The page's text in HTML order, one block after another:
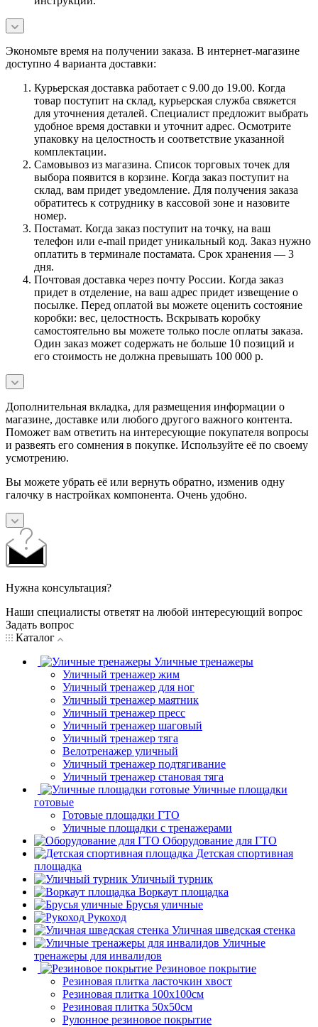
Экономьте время на получении заказа. В интернет-магазине
доступно 4 варианта доставки:
Курьерская доставка работает с 9.00 до 19.00. Когда
товар поступит на склад, курьерская служба свяжется
для уточнения деталей. Специалист предложит выбрать
удобное время доставки и уточнит адрес. Осмотрите
упаковку на целостность и соответствие указанной
комплектации.
Самовывоз из магазина. Список торговых точек для
выбора появится в корзине. Когда заказ поступит на
склад, вам придет уведомление. Для получения заказа
обратитесь к сотруднику в кассовой зоне и назовите
номер.
Постамат. Когда заказ поступит на точку, на ваш
телефон или e-mail придет уникальный код. Заказ нужно
оплатить в терминале постамата. Срок хранения — 3
дня.
Почтовая доставка через почту России. Когда заказ
придет в отделение, на ваш адрес придет извещение о
посылке. Перед оплатой вы можете оценить состояние
коробки: вес, целостность. Вскрывать коробку
самостоятельно вы можете только после оплаты заказа.
Один заказ может содержать не больше 10 позиций и
его стоимость не должна превышать 100 000 р.
Дополнительная вкладка, для размещения информации о
магазине, доставке или любого другого важного контента.
Поможет вам ответить на интересующие покупателя вопросы
и развеять его сомнения в покупке. Используйте её по своему
усмотрению.
Вы можете убрать её или вернуть обратно, изменив одну
галочку в настройках компонента. Очень удобно.
Нужна консультация?
Наши специалисты ответят на любой интересующий вопрос
Задать вопрос
Каталог
Уличные тренажеры
Уличный тренажер жим
Уличный тренажер для ног
Уличный тренажер маятник
Уличный тренажер пресс
Уличный тренажер шаговый
Уличный тренажер тяга
Велотренажер уличный
Уличный тренажер подтягивание
Уличный тренажер становая тяга
Уличные площадки
готовые
Готовые площадки ГТО
Уличные площадки с тренажерами
Оборудование для ГТО
Детская спортивная
площадка
Уличный турник
Воркаут площадка
Брусья уличные
Рукоход
Уличная шведская стенка
Уличные
тренажеры для инвалидов
Резиновое покрытие
Резиновая плитка ласточкин хвост
Резиновая плитка 100х100см
Резиновая плитка 50х50см
Рулонное резиновое покрытие